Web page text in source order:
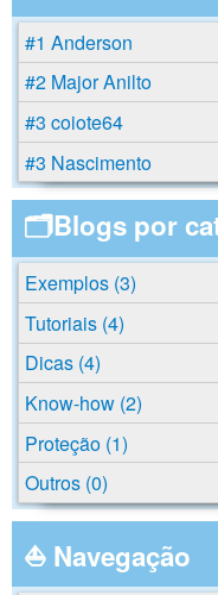
#1 Anderson
#2 Major Anilto
#3 coiote64
#3 Nascimento
🗂️Blogs por
Exemplos (3)
Tutoriais (4)
Dicas (4)
Know-how (2)
Proteção (1)
Outros (0)
⛵ Navegação